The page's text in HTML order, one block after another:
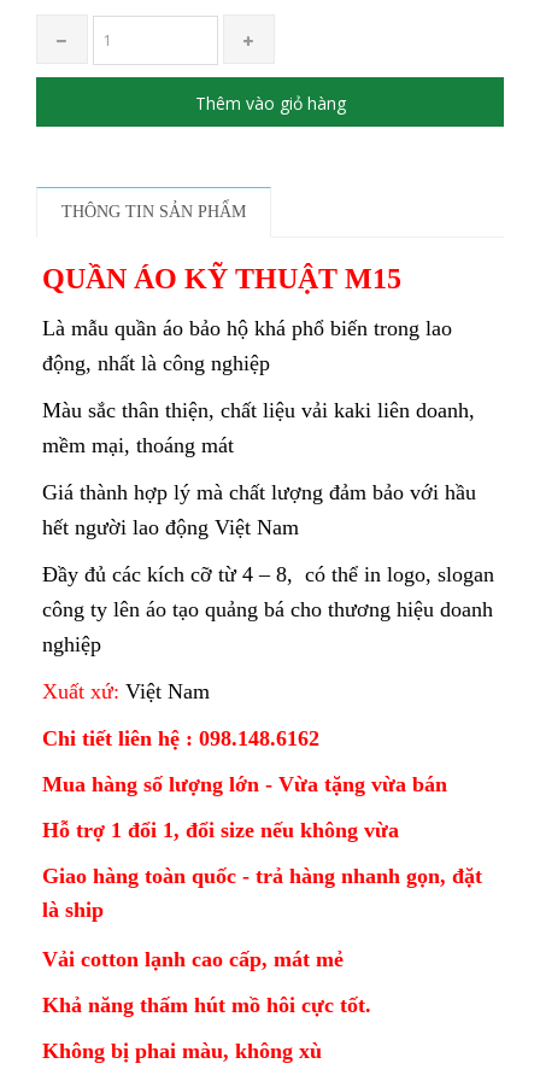
Thêm vào giỏ hàng
THÔNG TIN SẢN PHẨM
QUẦN ÁO KỸ THUẬT M15
Là mẫu quần áo bảo hộ khá phổ biến trong lao
động, nhất là công nghiệp
Màu sắc thân thiện, chất liệu vải kaki liên doanh,
mềm mại, thoáng mát
Giá thành hợp lý mà chất lượng đảm bảo với hầu
hết người lao động Việt Nam
Đầy đủ các kích cỡ từ 4 – 8, có thể in logo, slogan
công ty lên áo tạo quảng bá cho thương hiệu doanh
nghiệp
Xuất xứ: Việt Nam
Chi tiết liên hệ : 098.148.6162
Mua hàng số lượng lớn - Vừa tặng vừa bán
Hỗ trợ 1 đổi 1, đổi size nếu không vừa
Giao hàng toàn quốc - trả hàng nhanh gọn, đặt
là ship
Vải cotton lạnh cao cấp, mát mẻ
Khả năng thấm hút mồ hôi cực tốt.
Không bị phai màu, không xù